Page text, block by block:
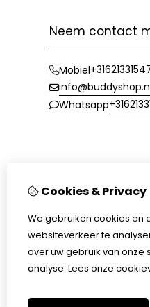
Neem contact
Mobiel
Whatsapp
Informatie
Cookieverklaring
Retourvoorwaarden
Levertijd en Verzending
Disclaimer
Cookies & Privacy
We gebruiken cookies en
websiteverkeer te
over uw gebruik van onze
analyse. Lees onze